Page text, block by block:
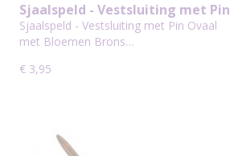
Sjaalspeld - Vestsluiting met Pin
Ovaal met Bloemen Brons 95mm
Sjaalspeld - Vestsluiting met Pin Ovaal
met Bloemen Brons…
€ 3,95